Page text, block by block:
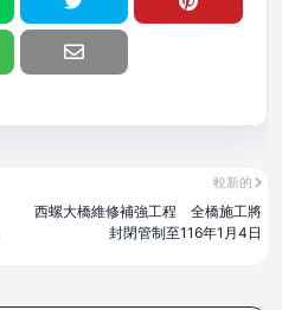
較新的
西螺大橋維修補強工程 全橋施工將
封閉管制至116年1月4日